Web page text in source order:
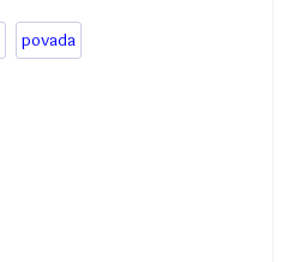
povada